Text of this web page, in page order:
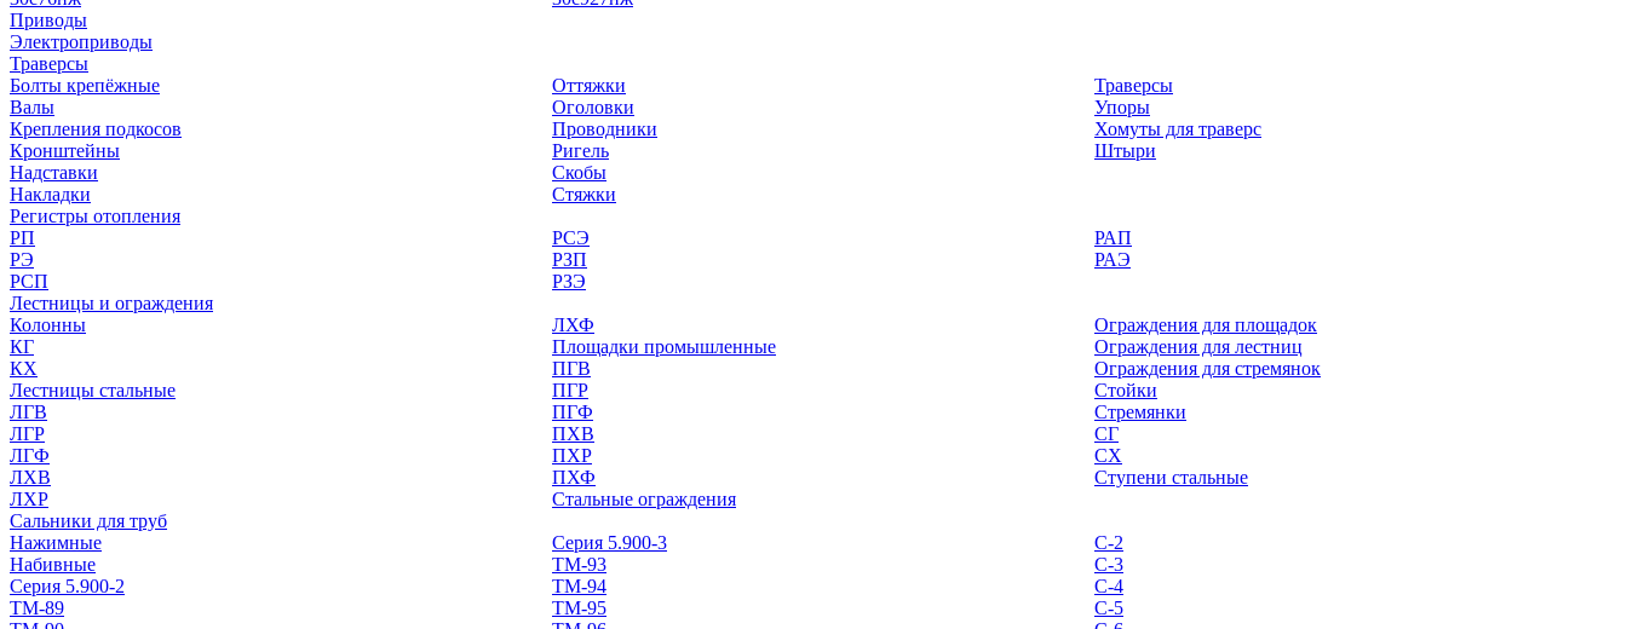
Приводы
Электроприводы
Траверсы
Болты крепёжные
Валы
Крепления подкосов
Кронштейны
Надставки
Накладки
Оттяжки
Оголовки
Проводники
Ригель
Скобы
Стяжки
Траверсы
Упоры
Хомуты для траверс
Штыри
Регистры отопления
РП
РЭ
РСП
РСЭ
РЗП
РЗЭ
РАП
РАЭ
Лестницы и ограждения
Колонны
КГ
КХ
Лестницы стальные
ЛГВ
ЛГР
ЛГФ
ЛХВ
ЛХР
ЛХФ
Площадки промышленные
ПГВ
ПГР
ПГФ
ПХВ
ПХР
ПХФ
Стальные ограждения
Ограждения для площадок
Ограждения для лестниц
Ограждения для стремянок
Стойки
Стремянки
СГ
СХ
Ступени стальные
Сальники для труб
Нажимные
Набивные
Серия 5.900-2
ТМ-89
Серия 5.900-3
ТМ-93
ТМ-94
ТМ-95
С-2
С-3
С-4
С-5